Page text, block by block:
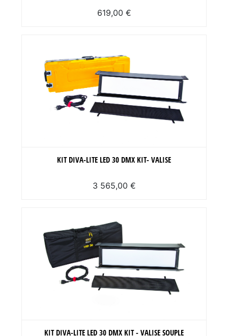
619,00 €
KIT DIVA-LITE LED 30 DMX KIT- VALISE
3 565,00 €
KIT DIVA-LITE LED 30 DMX KIT - VALISE SOUPLE